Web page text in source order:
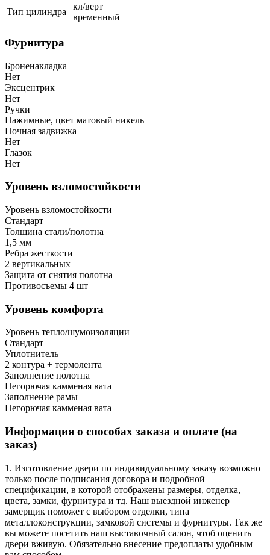
Тип цилиндра
кл/верт
временный
Фурнитура
Броненакладка
Нет
Эксцентрик
Нет
Ручки
Нажимные, цвет матовый никель
Ночная задвижка
Нет
Глазок
Нет
Уровень взломостойкости
Уровень взломостойкости
Стандарт
Толщина стали/полотна
1,5 мм
Ребра жесткости
2 вертикальных
Защита от снятия полотна
Противосъемы 4 шт
Уровень комфорта
Уровень тепло/шумоизоляции
Стандарт
Уплотнитель
2 контура + термолента
Заполнение полотна
Негорючая камменая вата
Заполнение рамы
Негорючая камменая вата
Информация о способах заказа и оплате (на
заказ)
1. Изготовление двери по индивидуальному заказу возможно
только после подписания договора и подробной
спецификации, в которой отображены размеры, отделка,
цвета, замки, фурнитура и тд. Наш выездной инженер
замерщик поможет с выбором отделки, типа
металлоконструкции, замковой системы и фурнитуры. Так же
вы можете посетить наш выставочный салон, чтоб оценить
двери вживую. Обязательно внесение предоплаты удобным